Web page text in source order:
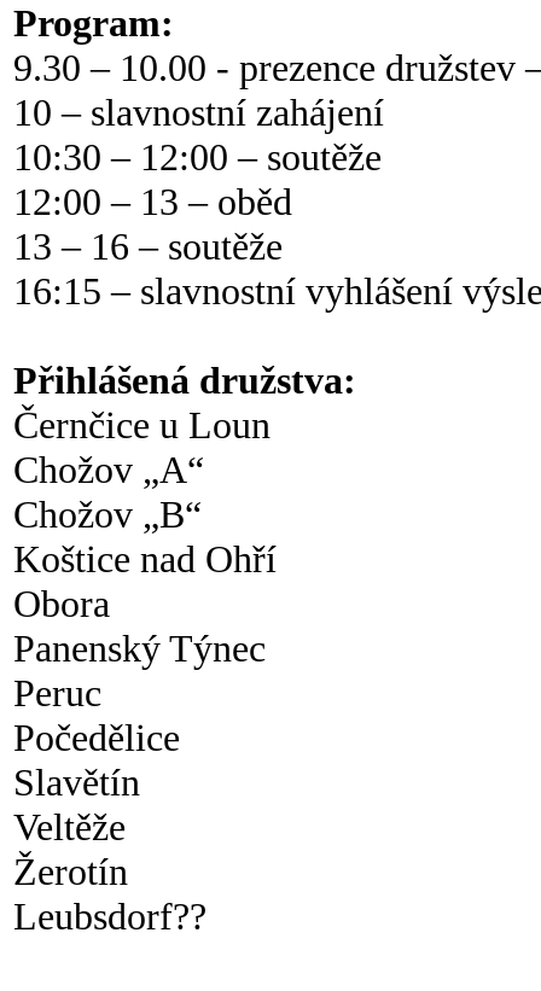
Program:
9.30 – 10.00 - prezence družstev
10 – slavnostní zahájení
10:30 – 12:00 – soutěže
12:00 – 13 – oběd
13 – 16 – soutěže
16:15 – slavnostní vyhlášení
Přihlášená družstva:
Černčice u Loun
Chožov „A“
Chožov „B“
Koštice nad Ohří
Obora
Panenský Týnec
Peruc
Počedělice
Slavětín
Veltěže
Žerotín
Leubsdorf??